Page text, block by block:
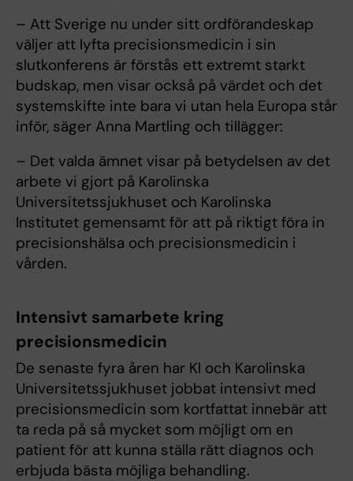
– Att Sverige nu under sitt ordförandeskap
väljer att lyfta precisionsmedicin i sin
slutkonferens är förstås ett extremt starkt
budskap, men visar också på värdet och det
systemskifte inte bara vi utan hela Europa står
inför, säger Anna Martling och tillägger:
– Det valda ämnet visar på betydelsen av det
arbete vi gjort på Karolinska
Universitetssjukhuset och Karolinska
Institutet gemensamt för att på riktigt föra in
precisionshälsa och precisionsmedicin i
vården.
Intensivt samarbete kring
precisionsmedicin
De senaste fyra åren har KI och Karolinska
Universitetssjukhuset jobbat intensivt med
precisionsmedicin som kortfattat innebär att
ta reda på så mycket som möjligt om en
patient för att kunna ställa rätt diagnos och
erbjuda bästa möjliga behandling.